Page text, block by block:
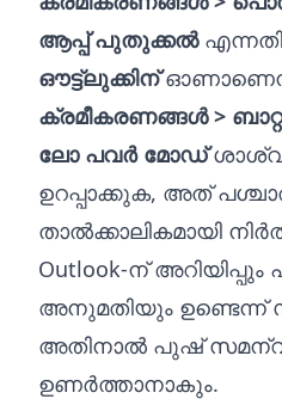
ആപ്പ് പുതുക്കൽ
ഔട്ട്‌ലുക്കിന്
ക്രമീകരണങ്ങൾ >
ലോ പവർ മോഡ്
ഉറപ്പാക്കുക, അത്
താൽക്കാലികമായി
Outlook-ന് അറിയിപ്പും
അനുമതിയും ഉണ്ടെന്ന്
അതിനാൽ പുഷ്
ഉണർത്താനാകും.